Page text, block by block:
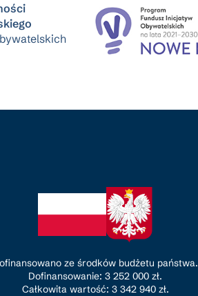
ze środków budżetu państwa.
Dofinansowanie: 3 252 000 zł.
Całkowita wartość: 3 342 940 zł.